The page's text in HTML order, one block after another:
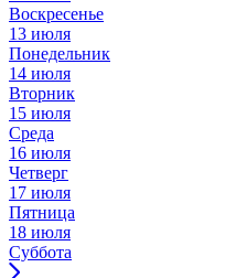
Воскресенье
13 июля
Понедельник
14 июля
Вторник
15 июля
Среда
16 июля
Четверг
17 июля
Пятница
18 июля
Суббота